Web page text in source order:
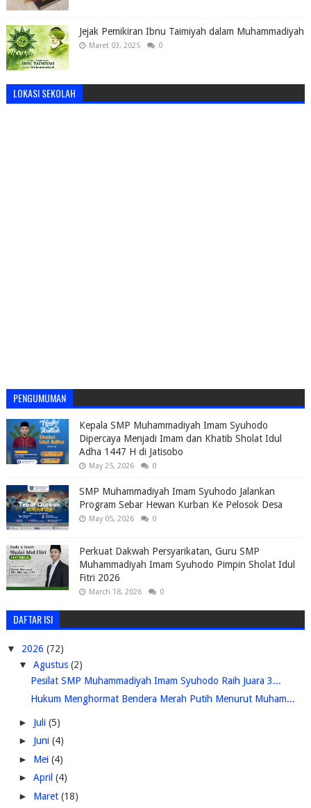
Jejak Pemikiran Ibnu Taimiyah dalam Muhammadiyah
Maret 03, 2025 0
LOKASI SEKOLAH
PENGUMUMAN
Kepala SMP Muhammadiyah Imam Syuhodo
Dipercaya Menjadi Imam dan Khatib Sholat Idul
Adha 1447 H di Jatisobo
May 25, 2026 0
SMP Muhammadiyah Imam Syuhodo Jalankan
Program Sebar Hewan Kurban Ke Pelosok Desa
May 05, 2026 0
Perkuat Dakwah Persyarikatan, Guru SMP
Muhammadiyah Imam Syuhodo Pimpin Sholat Idul
Fitri 2026
March 18, 2026 0
DAFTAR ISI
▼ 2026 (72)
▼ Agustus (2)
Pesilat SMP Muhammadiyah Imam Syuhodo Raih Juara 3...
Hukum Menghormat Bendera Merah Putih Menurut Muham...
► Juli (5)
► Juni (4)
► Mei (4)
► April (4)
► Maret (18)